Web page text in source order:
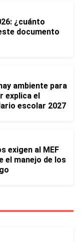
¿cuánto
documento
ambiente para
explica el
escolar 2027
exigen al MEF
el manejo de los